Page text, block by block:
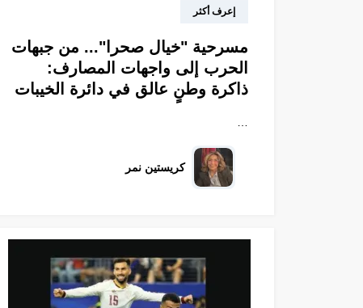
إعرف أكثر
مسرحية "خيال صحرا"... من جبهات
الحرب إلى واجهات المصارف:
ذاكرة وطنٍ عالق في دائرة الخيبات
كريستين نمر